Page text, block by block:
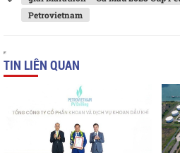
Petrovietnam
TIN LIÊN QUAN